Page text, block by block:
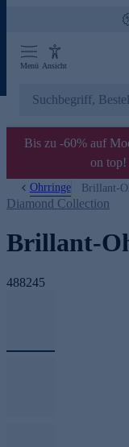
Menü Ansicht
Bis zu -60% auf
on top!
Ohrringe Brillant-
Diamond Collection
Brillant-
488245